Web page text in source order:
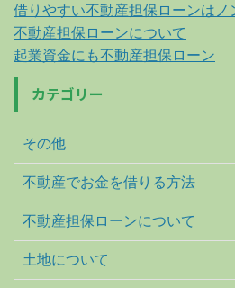
借りやすい不動産担保ローンはノ
不動産担保ローンについて
起業資金にも不動産担保ローン
カテゴリー
その他
不動産でお金を借りる方法
不動産担保ローンについて
土地について